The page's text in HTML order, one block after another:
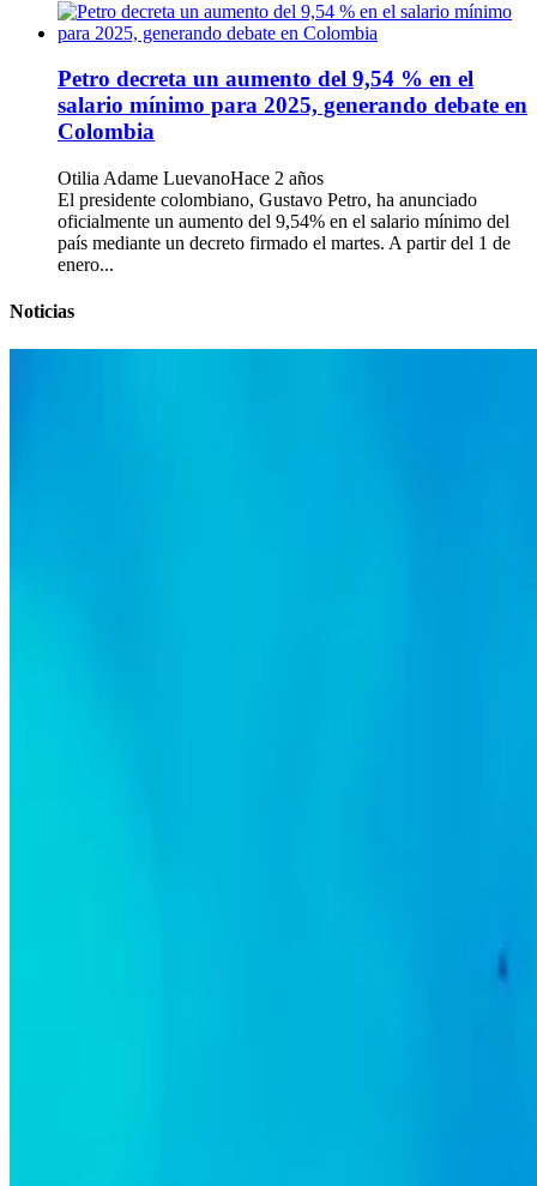
Petro decreta un aumento del 9,54 % en el
salario mínimo para 2025, generando debate en
Colombia
Otilia Adame LuevanoHace 2 años
El presidente colombiano, Gustavo Petro, ha anunciado
oficialmente un aumento del 9,54% en el salario mínimo del
país mediante un decreto firmado el martes. A partir del 1 de
enero...
Noticias